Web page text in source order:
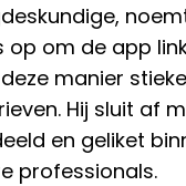
op om de app
manier
Hij sluit af
en geliket
professionals.